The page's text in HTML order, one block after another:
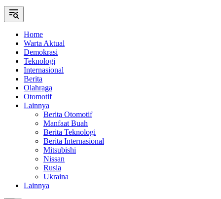
Home
Warta Aktual
Demokrasi
Teknologi
Internasional
Berita
Olahraga
Otomotif
Lainnya
Berita Otomotif
Manfaat Buah
Berita Teknologi
Berita Internasional
Mitsubishi
Nissan
Rusia
Ukraina
Lainnya